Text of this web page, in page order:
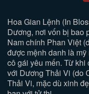
Hoa Gian Lệnh (In
Dương, nơi vốn bị bao
Nam chính Phan Việt
được mệnh danh là
cô gái yêu mến. Từ
với Dương Thải Vi (do
Thải Vi, mặc dù xinh